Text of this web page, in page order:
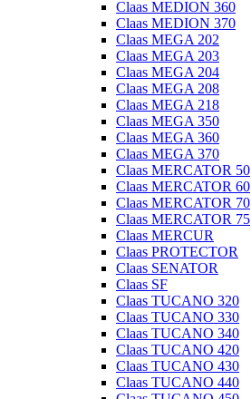
Claas MEDION 360
Claas MEDION 370
Claas MEGA 202
Claas MEGA 203
Claas MEGA 204
Claas MEGA 208
Claas MEGA 218
Claas MEGA 350
Claas MEGA 360
Claas MEGA 370
Claas MERCATOR 50
Claas MERCATOR 60
Claas MERCATOR 70
Claas MERCATOR 75
Claas MERCUR
Claas PROTECTOR
Claas SENATOR
Claas SF
Claas TUCANO 320
Claas TUCANO 330
Claas TUCANO 340
Claas TUCANO 420
Claas TUCANO 430
Claas TUCANO 440